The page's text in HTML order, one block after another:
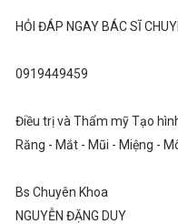
HỎI ĐÁP NGAY BÁC SĨ
0919449459
Điều trị và Thẩm mỹ Tạo
Răng - Mắt - Mũi - Miệng -
Bs Chuyên Khoa
NGUYỄN ĐẶNG DUY